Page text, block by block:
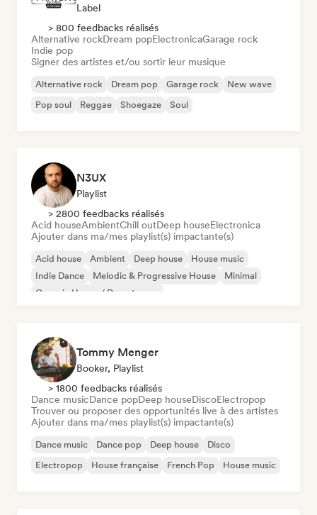
Label
> 800 feedbacks réalisés
Alternative rockDream popElectronicaGarage rock
Indie pop
Signer des artistes et/ou sortir leur musique
Alternative rock Dream pop Garage rock
New wave
Pop soul
Reggae Shoegaze Soul
N3UX
Playlist
> 2800 feedbacks réalisés
Acid houseAmbientChill outDeep houseElectronica
Ajouter dans ma/mes playlist(s) impactante(s)
Acid house Ambient Deep house
House music
Indie Dance
Melodic & Progressive House
Minimal
Organic House / Downtempo
Tommy Menger
Booker, Playlist
> 1800 feedbacks réalisés
Dance musicDance popDeep houseDiscoElectropop
Trouver ou proposer des opportunités live à des artistes
Ajouter dans ma/mes playlist(s) impactante(s)
Dance music Dance pop Deep house
Disco
Electropop
House française French Pop House music